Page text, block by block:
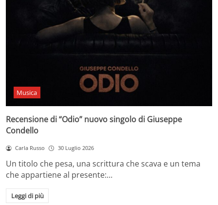
Musica
Recensione di “Odio” nuovo singolo di Giuseppe
Condello
Carla Russo 30 Luglio 2026
Un titolo che pesa, una scrittura che scava e un tema
che appartiene al presente:…
Leggi di più